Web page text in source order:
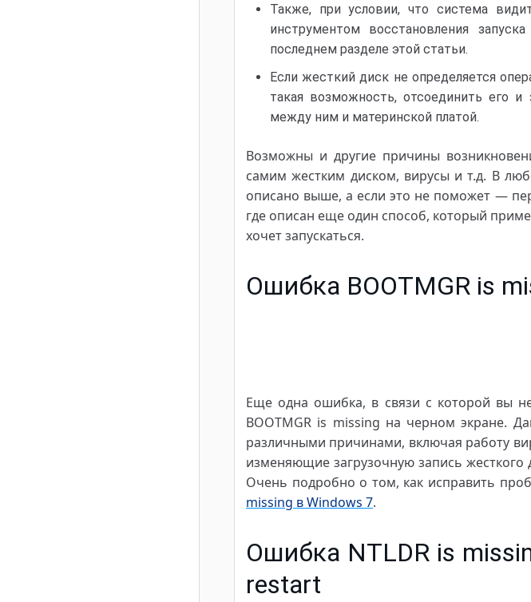
Также, при условии, что система
инструментом восстановления
последнем разделе этой статьи.
Если жесткий диск не определяется
такая возможность, отсоединить его
между ним и материнской платой.
Возможны и другие причины
самим жестким диском, вирусы и т.д. В
описано выше, а если это не поможет —
где описан еще один способ, который
хочет запускаться.
Ошибка BOOTMGR is
Еще одна ошибка, в связи с которой вы
BOOTMGR is missing на черном экране.
различными причинами, включая работу
изменяющие загрузочную запись
Очень подробно о том, как исправить
missing в Windows 7.
Ошибка NTLDR is
restart